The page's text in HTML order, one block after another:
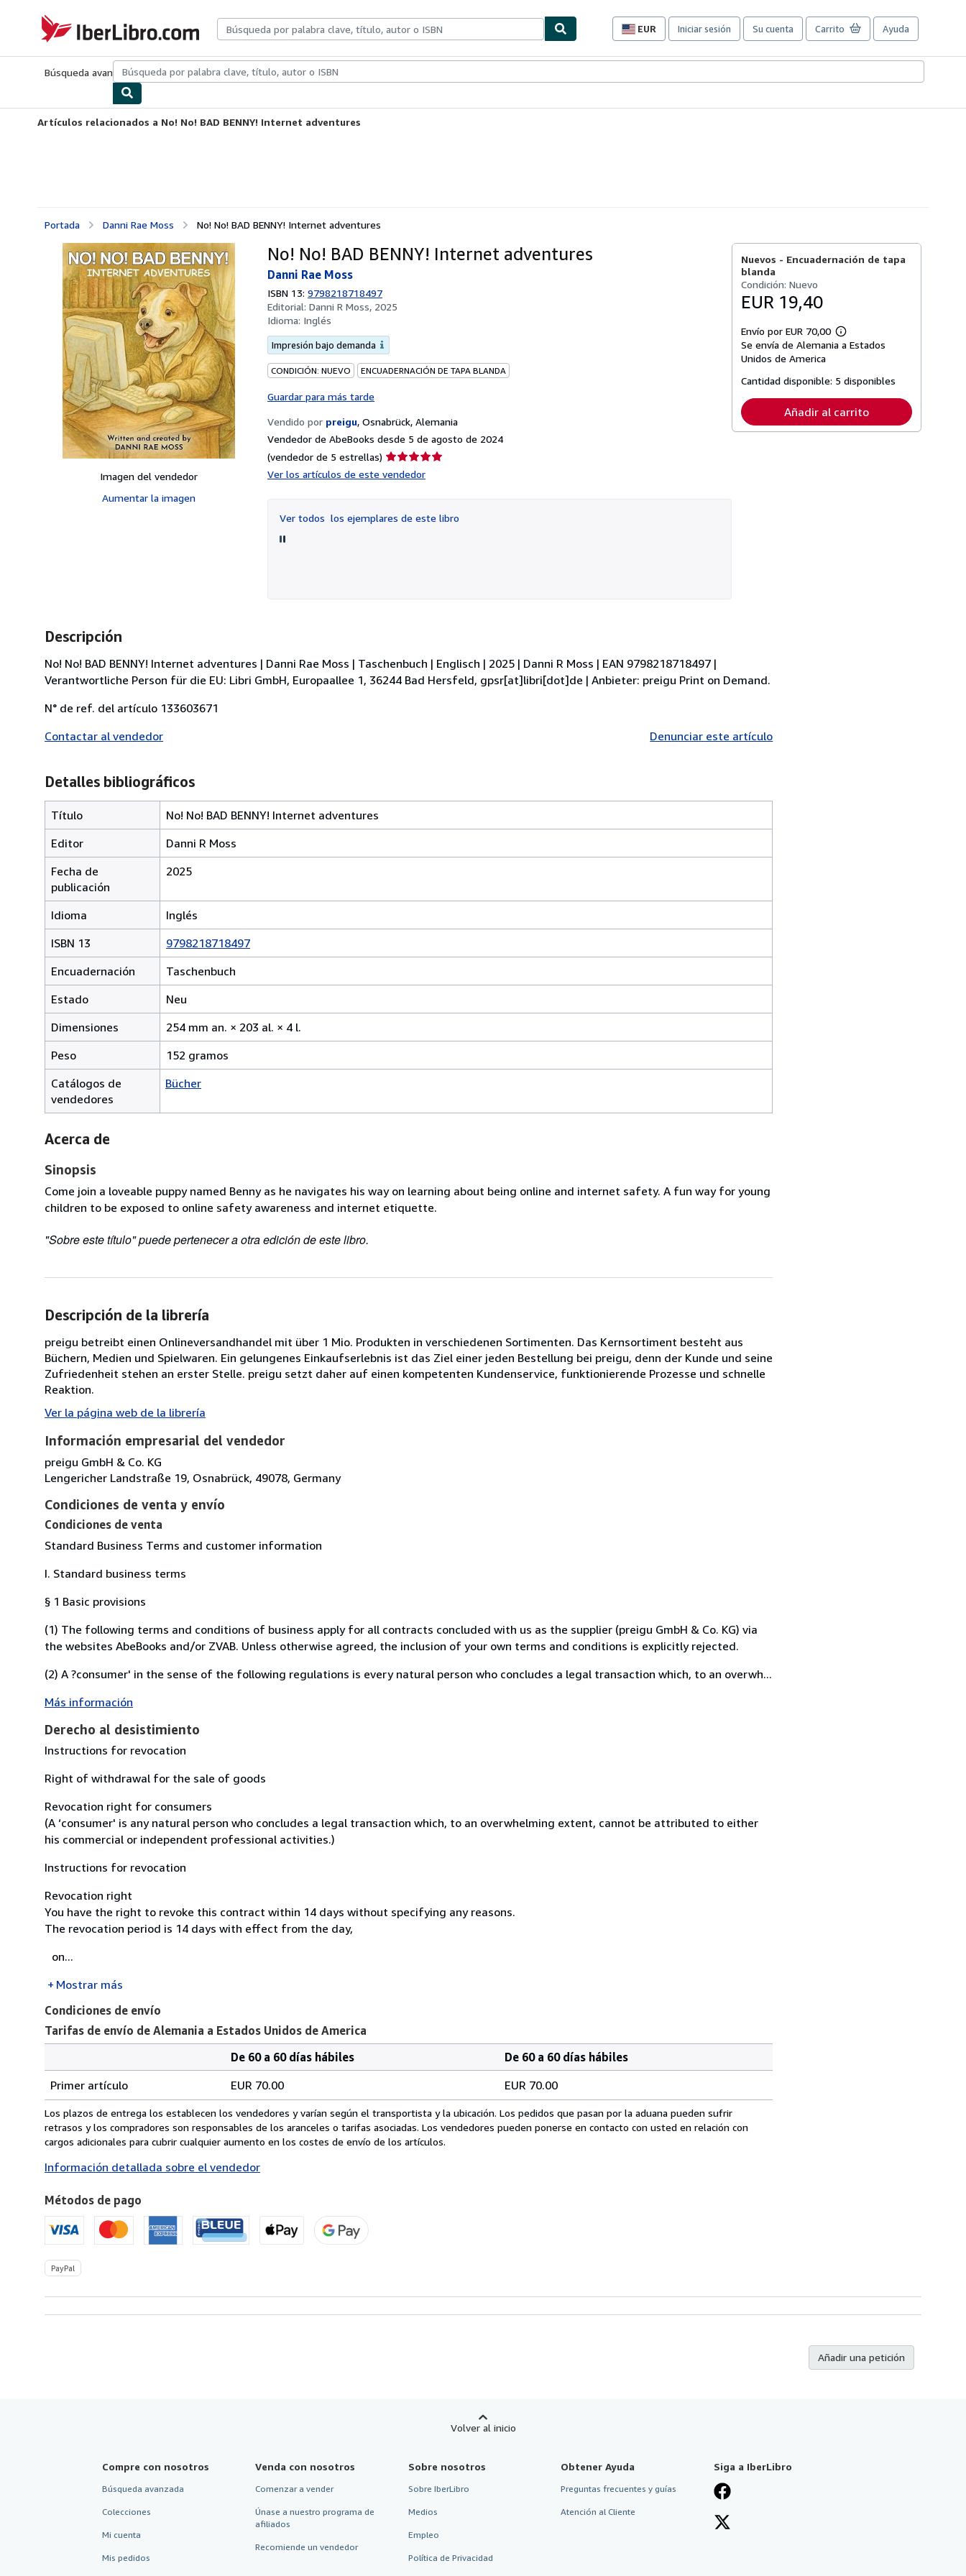
IberLibro.com
EUR
Preferencias
compra
sitio.
Iniciar sesión Su cuenta Carrito Ayuda
Búsqueda avanzadaColecciones Libros antiguosArte y coleccionismo
Artículos relacionados a No! No! BAD BENNY! Internet adventures
Portada Danni Rae Moss No! No! BAD BENNY! Internet adventures
Imagen del vendedor
Aumentar la imagen
No! No! BAD BENNY! Internet adventures
Danni Rae Moss
ISBN 13: 9798218718497
Editorial: Danni R Moss, 2025
Idioma: Inglés
Impresión bajo demanda
CONDICIÓN: NUEVO ENCUADERNACIÓN DE TAPA BLANDA
Guardar para más tarde
Vendido por preigu, Osnabrück, Alemania
Vendedor de AbeBooks desde 5 de agosto de 2024
(vendedor de 5 estrellas) Calificación
Ver los artículos de este vendedor
Ver todos los ejemplares de este libro
Nuevos - Encuadernación de tapa
blanda
Condición: Nuevo
EUR 19,40
Envío por EUR 70,00
Más
información
tarifas
envío
Se envía de Alemania a Estados
Unidos de America
Cantidad disponible: 5 disponibles
Añadir al carrito
Descripción
No! No! BAD BENNY! Internet adventures | Danni Rae Moss | Taschenbuch | Englisch | 2025 | Danni R Moss | EAN 9798218718497 |
Verantwortliche Person für die EU: Libri GmbH, Europaallee 1, 36244 Bad Hersfeld, gpsr[at]libri[dot]de | Anbieter: preigu Print on Demand.
N° de ref. del artículo 133603671
Contactar al vendedor
Denunciar este artículo
Detalles bibliográficos
Título
No! No! BAD BENNY! Internet adventures
Editor
Danni R Moss
Fecha de
publicación
2025
Idioma
Inglés
ISBN 13
9798218718497
Encuadernación
Taschenbuch
Estado
Neu
Dimensiones
254 mm an. × 203 al. × 4 l.
de
por
largo
Peso
152 gramos
Catálogos de
vendedores
Bücher
Acerca de
Sinopsis
Come join a loveable puppy named Benny as he navigates his way on learning about being online and internet safety. A fun way for young
children to be exposed to online safety awareness and internet etiquette.
"Sobre este título" puede pertenecer a otra edición de este libro.
Descripción de la librería
preigu betreibt einen Onlineversandhandel mit über 1 Mio. Produkten in verschiedenen Sortimenten. Das Kernsortiment besteht aus
Büchern, Medien und Spielwaren. Ein gelungenes Einkaufserlebnis ist das Ziel einer jeden Bestellung bei preigu, denn der Kunde und seine
Zufriedenheit stehen an erster Stelle. preigu setzt daher auf einen kompetenten Kundenservice, funktionierende Prozesse und schnelle
Reaktion.
Ver la página web de la librería
Información empresarial del vendedor
preigu GmbH & Co. KG
Lengericher Landstraße 19, Osnabrück, 49078, Germany
Condiciones de venta y envío
Condiciones de venta
Standard Business Terms and customer information
I. Standard business terms
§ 1 Basic provisions
(1) The following terms and conditions of business apply for all contracts concluded with us as the supplier (preigu GmbH & Co. KG) via
the websites AbeBooks and/or ZVAB. Unless otherwise agreed, the inclusion of your own terms and conditions is explicitly rejected.
(2) A ?consumer' in the sense of the following regulations is every natural person who concludes a legal transaction which, to an overwh...
Más información
Derecho al desistimiento
Instructions for revocation
Right of withdrawal for the sale of goods
Revocation right for consumers
(A ‘consumer' is any natural person who concludes a legal transaction which, to an overwhelming extent, cannot be attributed to either
his commercial or independent professional activities.)
Instructions for revocation
Revocation right
You have the right to revoke this contract within 14 days without specifying any reasons.
The revocation period is 14 days with effect from the day,
on...
Mostrar más
Condiciones de envío
Tarifas de envío de Alemania a Estados Unidos de America
de
envío
de
Alemania
Estados
de
America
pedido
De 60 a 60 días hábiles
De 60 a 60 días hábiles
Primer artículo
EUR 70.00 EUR 70.00
Los plazos de entrega los establecen los vendedores y varían según el transportista y la ubicación. Los pedidos que pasan por la aduana pueden sufrir
retrasos y los compradores son responsables de los aranceles o tarifas asociadas. Los vendedores pueden ponerse en contacto con usted en relación con
cargos adicionales para cubrir cualquier aumento en los costes de envío de los artículos.
Información detallada sobre el vendedor
Métodos de pago
PayPal
Añadir una petición
Volver al inicio
Compre con nosotros
Búsqueda avanzada
Colecciones
Mi cuenta
Mis pedidos
Venda con nosotros
Comenzar a vender
Únase a nuestro programa de
afiliados
Recomiende un vendedor
Sobre nosotros
Sobre IberLibro
Medios
Empleo
Política de Privacidad
Obtener Ayuda
Preguntas frecuentes y guías
Atención al Cliente
Siga a IberLibro